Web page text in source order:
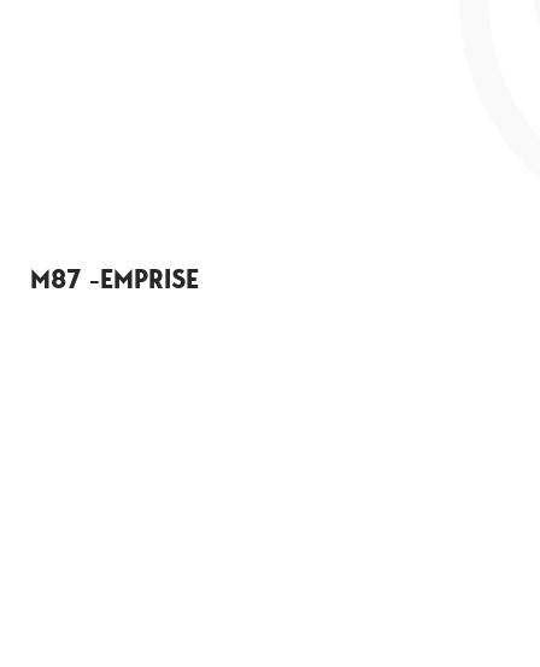
M87 -EMPRISE